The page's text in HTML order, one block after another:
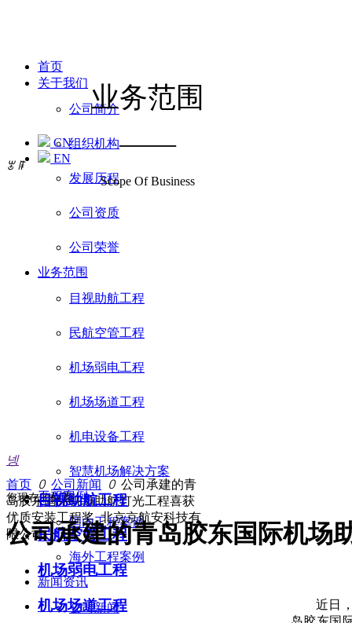
首页
关于我们
公司简介
组织机构
发展历程
公司资质
公司荣誉
业务范围
目视助航工程
民航空管工程
机场弱电工程
机场场道工程
机电设备工程
智慧机场解决方案
工程案例
国内工程案例
海外工程案例
新闻资讯
公司新闻
CN
EN
业务范围
——
Scope Of Business
ꂃ ꁹ
넹
您现在的位置：
首页 ꄲ 公司新闻 ꄲ 公司承建的青
岛胶东国际机场助航灯光工程喜获
优质安装工程奖_北京京航安科技有
限公司
目视助航工程
民航空管工程
机场弱电工程
机场场道工程
公司承建的青岛胶东国际机场
近日